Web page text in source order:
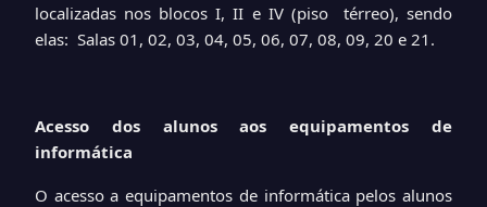
localizadas nos blocos I, II e IV (piso térreo), sendo
elas: Salas 01, 02, 03, 04, 05, 06, 07, 08, 09, 20 e 21.
Acesso dos alunos aos equipamentos de
informática
O acesso a equipamentos de informática pelos alunos